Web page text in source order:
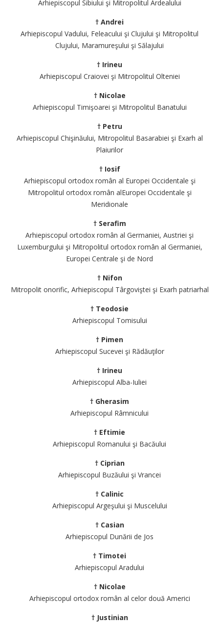
Arhiepiscopul Sibiului şi Mitropolitul Ardealului
† Andrei
Arhiepiscopul Vadului, Feleacului şi Clujului şi Mitropolitul
Clujului, Maramureşului şi Sălajului
† Irineu
Arhiepiscopul Craiovei şi Mitropolitul Olteniei
† Nicolae
Arhiepiscopul Timişoarei şi Mitropolitul Banatului
† Petru
Arhiepiscopul Chişinăului, Mitropolitul Basarabiei şi Exarh al
Plaiurilor
† Iosif
Arhiepiscopul ortodox român al Europei Occidentale şi
Mitropolitul ortodox român alEuropei Occidentale şi
Meridionale
† Serafim
Arhiepiscopul ortodox român al Germaniei, Austriei şi
Luxemburgului şi Mitropolitul ortodox român al Germaniei,
Europei Centrale şi de Nord
† Nifon
Mitropolit onorific, Arhiepiscopul Târgoviştei şi Exarh patriarhal
† Teodosie
Arhiepiscopul Tomisului
† Pimen
Arhiepiscopul Sucevei şi Rădăuţilor
† Irineu
Arhiepiscopul Alba-Iuliei
† Gherasim
Arhiepiscopul Râmnicului
† Eftimie
Arhiepiscopul Romanului şi Bacăului
† Ciprian
Arhiepiscopul Buzăului şi Vrancei
† Calinic
Arhiepiscopul Argeşului şi Muscelului
† Casian
Arhiepiscopul Dunării de Jos
† Timotei
Arhiepiscopul Aradului
† Nicolae
Arhiepiscopul ortodox român al celor două Americi
† Justinian